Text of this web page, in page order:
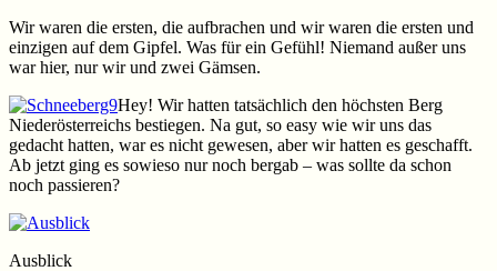
Wir waren die ersten, die aufbrachen und wir waren die ersten und
einzigen auf dem Gipfel. Was für ein Gefühl! Niemand außer uns
war hier, nur wir und zwei Gämsen.
Hey! Wir hatten tatsächlich den höchsten Berg
Niederösterreichs bestiegen. Na gut, so easy wie wir uns das
gedacht hatten, war es nicht gewesen, aber wir hatten es geschafft.
Ab jetzt ging es sowieso nur noch bergab – was sollte da schon
noch passieren?
Ausblick